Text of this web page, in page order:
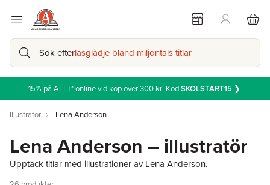
Sök efterläsglädje bland miljontals titlar
15% på ALLT* online vid köp över 300 kr! KodSKOLSTART15❯
Illustratör Lena Anderson
Lena Anderson – illustratör
Upptäck titlar med illustrationer av Lena Anderson.